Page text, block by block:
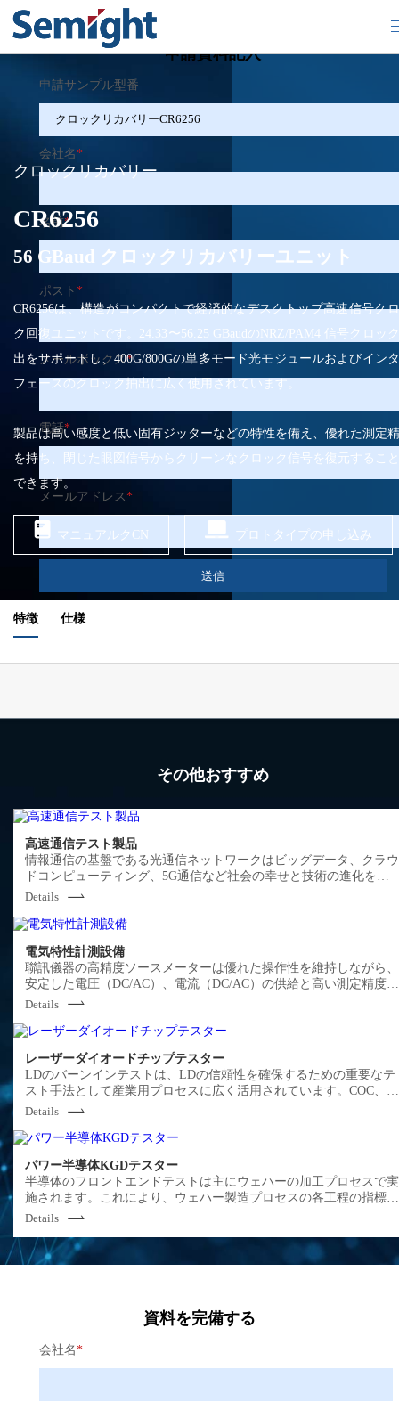
クロックリカバリー
CR6256
56 GBaud クロックリカバリーユニット
CR6256は、構造がコンパクトで経済的なデスクトップ高速信号ク
ク回復ユニットです。24.33〜56.25 GBaudのNRZ/PAM4 信号クロッ
出をサポートし、400G/800Gの単多モード光モジュールおよびイン
フェースのクロック抽出に広く使用されています。
製品は高い感度と低い固有ジッターなどの特性を備え、優れた測定
を持ち、閉じた眼図信号からクリーンなクロック信号を復元するこ
できます。
マニュアルクCN プロトタイプの申し込み
特徴 仕様
その他おすすめ
高速通信テスト製品
情報通信の基盤である光通信ネットワークはビッグデータ、クラウ
ドコンピューティング、5G通信など社会の幸せと技術の進化を支
える重要な役割を果たしています。聯訊儀器の光通信関連設備は光
に使用されるサンプリングオシロスコープ、BERメーター、波長測
ットにコミットしたトータルソリューションをご提供します。
Details
電気特性計測設備
聯訊儀器の高精度ソースメーターは優れた操作性を維持しながら、
安定した電圧（DC/AC）、電流（DC/AC）の供給と高い測定精度を
実現した電子負荷装置で、産業用や研究開発用として幅広く製品を
Details
レーザーダイオードチップテスター
LDのバーンインテストは、LDの信頼性を確保するための重要なテ
スト手法として産業用プロセスに広く活用されています。COC、
COSまたはDIEのバーンインテストを通じて、LD生産プロセスによ
す。LDスクリーニングによる廃却損失の低減、サイクルタイムの
上させます。聯訊儀器はDIEからCOCまで、高温から-40℃の低温ま
で、トータルソリューションを提供し、多様なお客様の要件にお応
えします。
Details
パワー半導体KGDテスター
半導体のフロントエンドテストは主にウェハーの加工プロセスで実
施されます。これにより、ウェハー製造プロセスの各工程の指標、
閾値、パラメータ要件などは設計の目標値を満たしているかを確認
Details
資料を完備する
会社名*
申請資料記入
申請サンプル型番
会社名*
名前*
ポスト *
メールボックス*
電話*
メールアドレス *
送信